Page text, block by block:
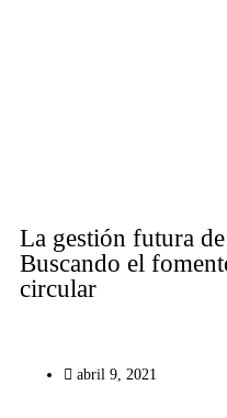
La gestión futura
Buscando el
circular
abril 9, 2021